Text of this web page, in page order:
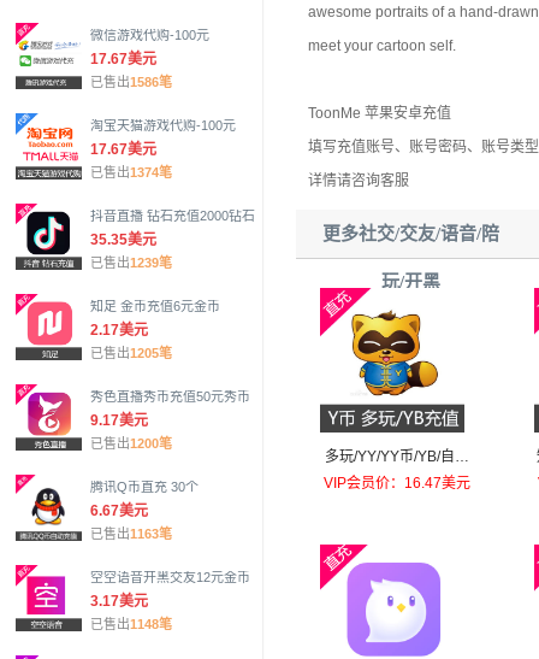
微信游戏代购-100元
17.67美元
已售出1586笔
淘宝天猫游戏代购-100元
17.67美元
已售出1374笔
抖音直播 钻石充值2000钻石
35.35美元
已售出1239笔
知足 金币充值6元金币
2.17美元
已售出1205笔
秀色直播秀币充值50元秀币
9.17美元
已售出1200笔
腾讯Q币直充 30个
6.67美元
已售出1163笔
空空语音开黑交友12元金币
3.17美元
已售出1148笔
awesome portraits of a hand-
meet your cartoon self.
ToonMe 苹果安卓充值
填写充值账号、账号密码、账号类
详情请咨询客服
更多社交/交友/语音/陪
玩/开黑
多玩/YY/YY币/YB/自动
充值100个
VIP会员价：16.47美元